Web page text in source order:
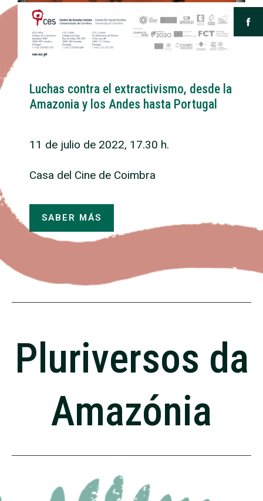
Luchas contra el extractivismo, desde la
Amazonia y los Andes hasta Portugal
11 de julio de 2022, 17.30 h.
Casa del Cine de Coimbra
SABER MÁS
Pluriversos da
Amazónia